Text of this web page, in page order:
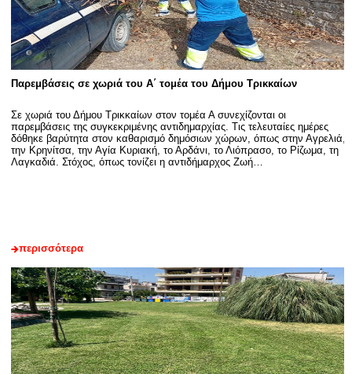
Παρεμβάσεις σε χωριά του Α΄ τομέα του Δήμου Τρικκαίων
Σε χωριά του Δήμου Τρικκαίων στον τομέα Α συνεχίζονται οι
παρεμβάσεις της συγκεκριμένης αντιδημαρχίας. Τις τελευταίες ημέρες
δόθηκε βαρύτητα στον καθαρισμό δημόσιων χώρων, όπως στην Αγρελιά,
την Κρηνίτσα, την Αγία Κυριακή, το Αρδάνι, το Λιόπρασο, το Ρίζωμα, τη
Λαγκαδιά. Στόχος, όπως τονίζει η αντιδήμαρχος Ζωή…
περισσότερα